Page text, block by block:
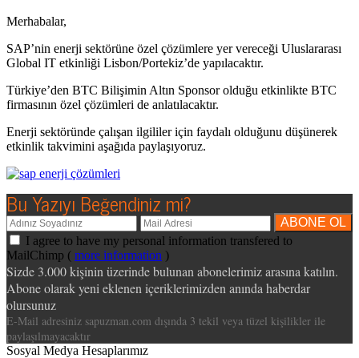
Merhabalar,
SAP’nin enerji sektörüne özel çözümlere yer vereceği Uluslararası
Global IT etkinliği Lisbon/Portekiz’de yapılacaktır.
Türkiye’den BTC Bilişimin Altın Sponsor olduğu etkinlikte BTC
firmasının özel çözümleri de anlatılacaktır.
Enerji sektöründe çalışan ilgililer için faydalı olduğunu düşünerek
etkinlik takvimini aşağıda paylaşıyoruz.
Bu Yazıyı Beğendiniz mi?
I agree to have my personal information transfered to
MailChimp ( more information )
Sizde 3.000 kişinin üzerinde bulunan abonelerimiz arasına katılın.
Abone olarak yeni eklenen içeriklerimizden anında haberdar
olursunuz
E-Mail adresiniz sapuzman.com dışında 3 tekil veya tüzel kişilikler ile
paylaşılmayacaktır
Sosyal Medya Hesaplarımız